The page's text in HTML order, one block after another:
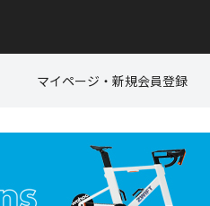
マイページ・新規会員登録